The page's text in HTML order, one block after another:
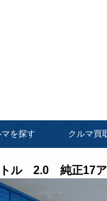
を探す クルマ買
ル 2.0 純正17ア